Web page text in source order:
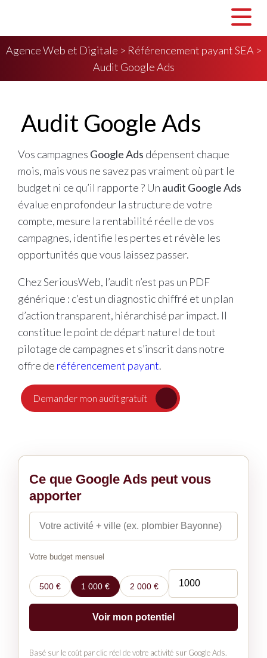
Agence Web et Digitale > Référencement payant SEA >
Audit Google Ads
Audit Google Ads
Vos campagnes Google Ads dépensent chaque
mois, mais vous ne savez pas vraiment où part le
budget ni ce qu’il rapporte ? Un audit Google Ads
évalue en profondeur la structure de votre
compte, mesure la rentabilité réelle de vos
campagnes, identifie les pertes et révèle les
opportunités que vous laissez passer.
Chez SeriousWeb, l’audit n’est pas un PDF
générique : c’est un diagnostic chiffré et un plan
d’action transparent, hiérarchisé par impact. Il
constitue le point de départ naturel de tout
pilotage de campagnes et s’inscrit dans notre
offre de référencement payant.
Demander mon audit gratuit
Ce que Google Ads peut vous
apporter
Votre budget mensuel
500 € 1 000 € 2 000 €
Voir mon potentiel
Basé sur le coût par clic réel de votre activité sur Google Ads.